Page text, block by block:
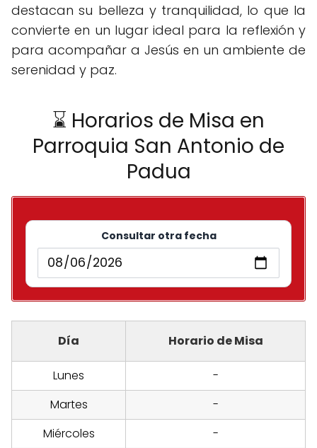
destacan su belleza y tranquilidad, lo que la
convierte en un lugar ideal para la reflexión y
para acompañar a Jesús en un ambiente de
serenidad y paz.
⌛ Horarios de Misa en
Parroquia San Antonio de
Padua
Consultar otra fecha
Día Horario de Misa
Lunes
-
Martes
-
Miércoles
-